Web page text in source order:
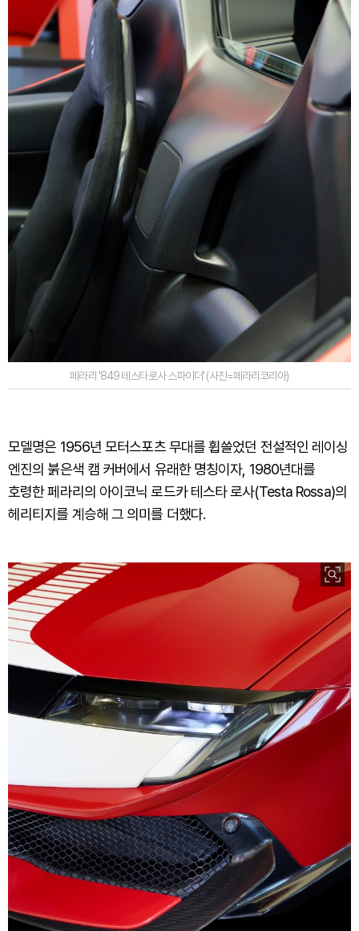
페라리 '849 테스타로사 스파이더' (사진=페라리코리아)
모델명은 1956년 모터스포츠 무대를 휩쓸었던 전설적인 레이싱
엔진의 붉은색 캠 커버에서 유래한 명칭이자, 1980년대를
호령한 페라리의 아이코닉 로드카 테스타 로사(Testa Rossa)의
헤리티지를 계승해 그 의미를 더했다.